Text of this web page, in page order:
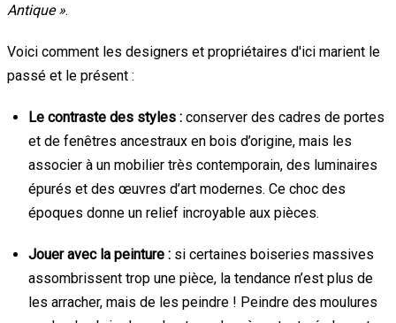
Antique ».
Voici comment les designers et propriétaires d'ici marient le
passé et le présent :
Le contraste des styles : conserver des cadres de portes
et de fenêtres ancestraux en bois d’origine, mais les
associer à un mobilier très contemporain, des luminaires
épurés et des œuvres d’art modernes. Ce choc des
époques donne un relief incroyable aux pièces.
Jouer avec la peinture : si certaines boiseries massives
assombrissent trop une pièce, la tendance n’est plus de
les arracher, mais de les peindre ! Peindre des moulures